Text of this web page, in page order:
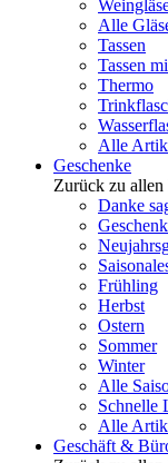
Alle
Tassen
Tassen
Thermo
Alle
Geschenke
Zurück zu allen
Danke
Frühling
Herbst
Ostern
Sommer
Winter
Alle
Schnelle
Alle
Geschäft &